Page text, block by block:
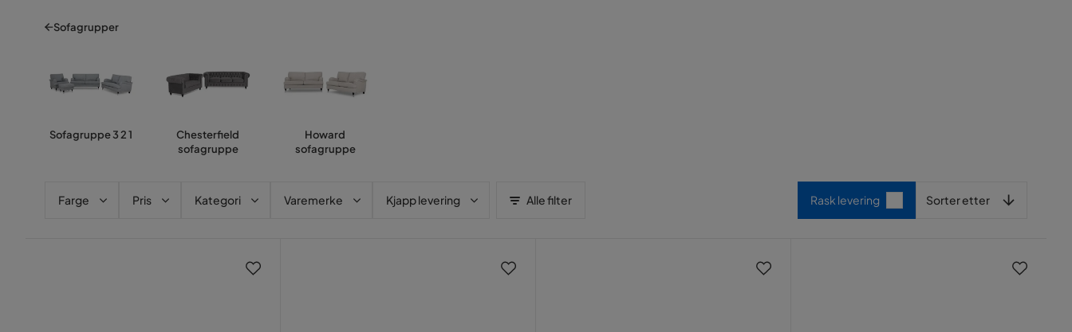
Sofagrupper
Sofagruppe 3 2 1
Chesterfield
sofagruppe
Howard
sofagruppe
Farge Pris Kategori Varemerke Kjapp levering Alle filter Rask levering Sorter etter